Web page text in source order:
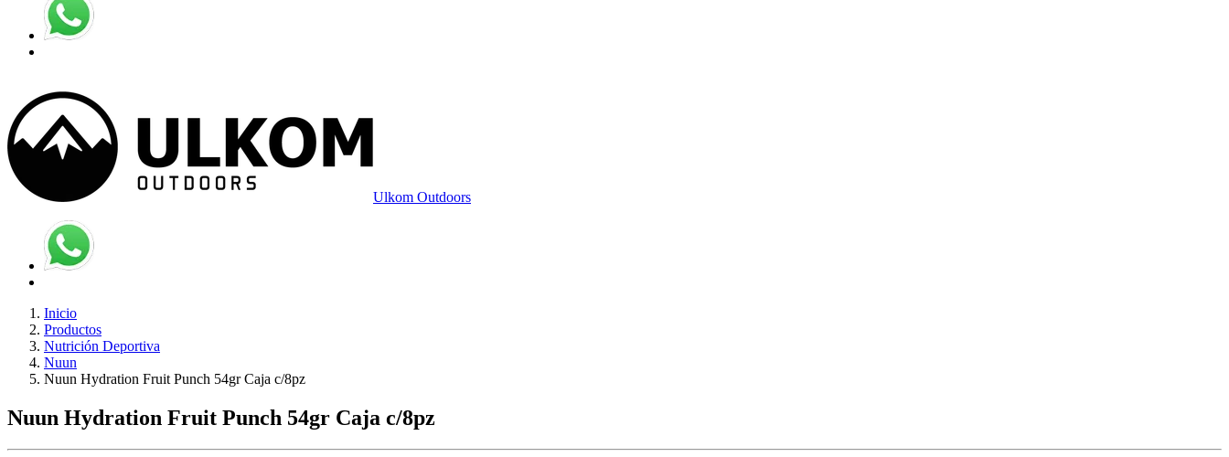
Ulkom Outdoors
Inicio
Productos
Nutrición Deportiva
Nuun
Nuun Hydration Fruit Punch 54gr Caja c/8pz
Nuun Hydration Fruit Punch 54gr Caja c/8pz